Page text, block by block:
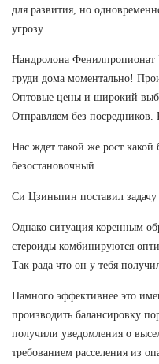
для развития, но
угрозу.
Нандролона
груди дома моментально!
Оптовые цены и широкий
Отправляем без
Нас ждет такой же рост какой
безостановочный.
Си Цзиньпин поставил
Однако ситуация коренным
стероиды комбинируются
Так рада что он у тебя
Намного эффективнее это
производить балансировку
получили уведомления о
требованием расселения из